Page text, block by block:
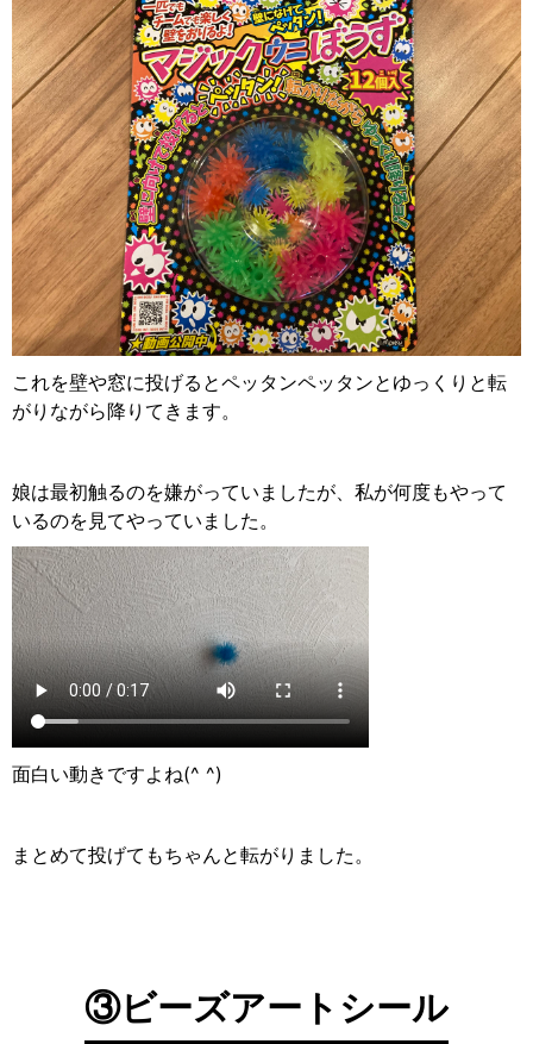
これを壁や窓に投げるとペッタンペッタンとゆっくりと転
がりながら降りてきます。
娘は最初触るのを嫌がっていましたが、私が何度もやって
いるのを見てやっていました。
面白い動きですよね(^ ^)
まとめて投げてもちゃんと転がりました。
③ビーズアートシール